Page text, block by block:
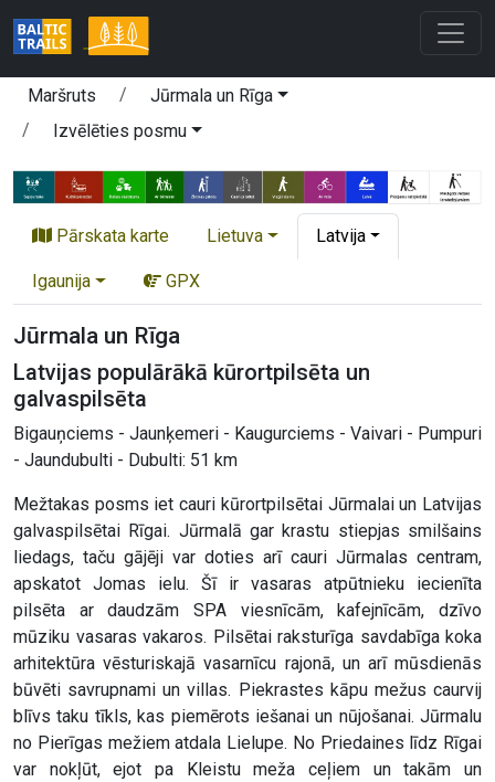
Maršruts
Jūrmala un Rīga
Izvēlēties posmu
Pārskata karte Lietuva Latvija
Igaunija GPX
Jūrmala un Rīga
Latvijas populārākā kūrortpilsēta un
galvaspilsēta
Bigauņciems - Jaunķemeri - Kaugurciems - Vaivari - Pumpuri
- Jaundubulti - Dubulti: 51 km
Mežtakas posms iet cauri kūrortpilsētai Jūrmalai un Latvijas
galvaspilsētai Rīgai. Jūrmalā gar krastu stiepjas smilšains
liedags, taču gājēji var doties arī cauri Jūrmalas centram,
apskatot Jomas ielu. Šī ir vasaras atpūtnieku iecienīta
pilsēta ar daudzām SPA viesnīcām, kafejnīcām, dzīvo
mūziku vasaras vakaros. Pilsētai raksturīga savdabīga koka
arhitektūra vēsturiskajā vasarnīcu rajonā, un arī mūsdienās
būvēti savrupnami un villas. Piekrastes kāpu mežus caurvij
blīvs taku tīkls, kas piemērots iešanai un nūjošanai. Jūrmalu
no Pierīgas mežiem atdala Lielupe. No Priedaines līdz Rīgai
var nokļūt, ejot pa Kleistu meža ceļiem un takām un